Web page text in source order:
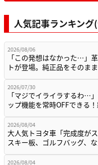
人気記事ランキング
2026/08/06
「この発想はなかった…」
トが登場。純正品をそのま
2026/07/30
「マジでイライラするわ…
ップ機能を常時OFFできる
2026/08/04
大人気トヨタ車「完成度が
スキー板、ゴルフバッグ、
2026/08/04